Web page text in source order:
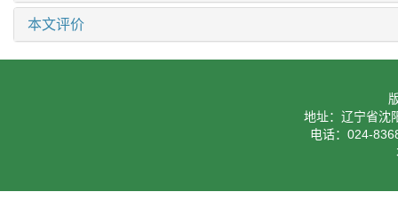
本文评价
地址：辽宁省沈
电话：024-